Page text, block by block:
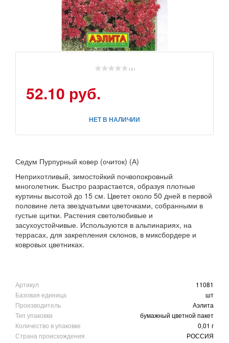
( 0 )
52.10 руб.
НЕТ В НАЛИЧИИ
Седум Пурпурный ковер (очиток) (А)
Неприхотливый, зимостойкий почвопокровный
многолетник. Быстро разрастается, образуя плотные
куртины высотой до 15 см. Цветет около 50 дней в первой
половине лета звездчатыми цветочками, собранными в
густые щитки. Растения светолюбивые и
засухоустойчивые. Используются в альпинариях, на
террасах, для закрепления склонов, в миксбордере и
ковровых цветниках.
Артикул
11081
Базовая единица
шт
Производитель
Аэлита
Тип упаковки
бумажный цветной пакет
Количество в упаковке
0,01 г
Страна происхождения
РОССИЯ